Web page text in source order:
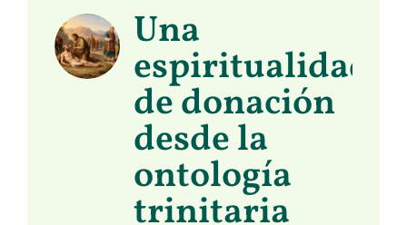
Una
espiritualidad
de donación
desde la
ontología
trinitaria